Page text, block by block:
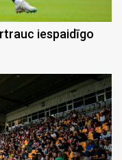
iespaidīgo